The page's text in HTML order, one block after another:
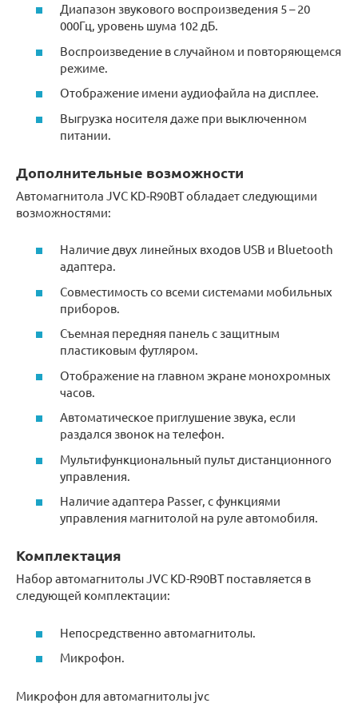
Диапазон звукового воспроизведения 5 – 20
000Гц, уровень шума 102 дБ.
Воспроизведение в случайном и повторяющемся
режиме.
Отображение имени аудиофайла на дисплее.
Выгрузка носителя даже при выключенном
питании.
Дополнительные возможности
Автомагнитола JVC KD-R90BT обладает следующими
возможностями:
Наличие двух линейных входов USB и Bluetooth
адаптера.
Совместимость со всеми системами мобильных
приборов.
Съемная передняя панель с защитным
пластиковым футляром.
Отображение на главном экране монохромных
часов.
Автоматическое приглушение звука, если
раздался звонок на телефон.
Мультифункциональный пульт дистанционного
управления.
Наличие адаптера Passer, с функциями
управления магнитолой на руле автомобиля.
Комплектация
Набор автомагнитолы JVC KD-R90BT поставляется в
следующей комплектации:
Непосредственно автомагнитолы.
Микрофон.
Микрофон для автомагнитолы jvc